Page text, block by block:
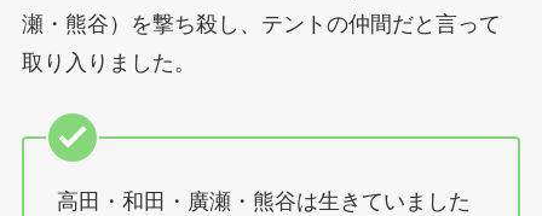
瀬・熊谷）を撃ち殺し、テントの仲間だと言って
取り入りました。
高田・和田・廣瀬・熊谷は生きていました